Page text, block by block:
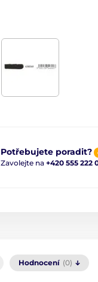
Potřebujete poradit?
Zavolejte na +420 555 222
Hodnocení (0)